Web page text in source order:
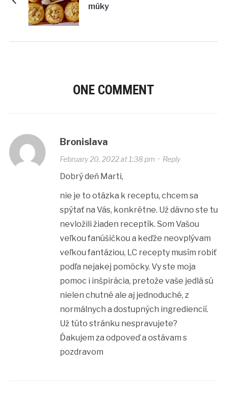
múky
ONE COMMENT
Bronislava
February 20, 2022 at 1:38 pm · Reply
Dobrý deň Marti,
nie je to otázka k receptu, chcem sa
spýtať na Vás, konkrétne. Už dávno ste tu
nevložili žiaden receptík. Som Vašou
veľkou fanúšičkou a keďže neovplývam
veľkou fantáziou, LC recepty musím robiť
podľa nejakej pomôcky. Vy ste moja
pomoc i inšpirácia, pretože vaše jedlá sú
nielen chutné ale aj jednoduché, z
normálnych a dostupných ingrediencií.
Už túto stránku nespravujete?
Ďakujem za odpoveď a ostávam s
pozdravom